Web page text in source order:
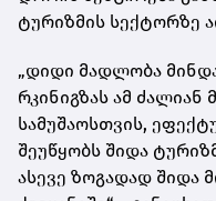
ტურიზმის სექტორზე
„დიდი მადლობა
რკინიგზას ამ ძალიან
სამუშაოსთვის,
შეუწყობს შიდა
ასევე ზოგადად შიდა